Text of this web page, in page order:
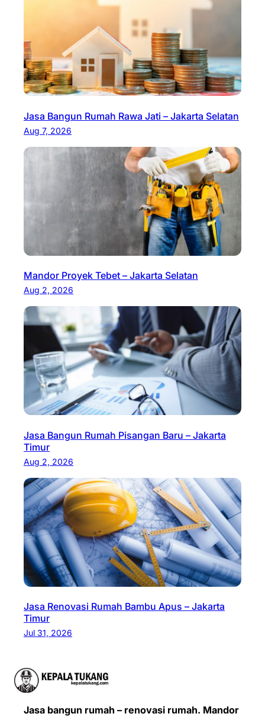
Jasa Bangun Rumah Rawa Jati – Jakarta Selatan
Aug 7, 2026
Mandor Proyek Tebet – Jakarta Selatan
Aug 2, 2026
Jasa Bangun Rumah Pisangan Baru – Jakarta
Timur
Aug 2, 2026
Jasa Renovasi Rumah Bambu Apus – Jakarta
Timur
Jul 31, 2026
Jasa bangun rumah – renovasi rumah. Mandor